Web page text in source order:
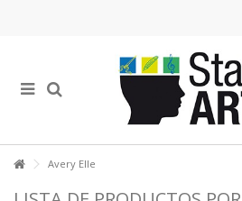
Avery Elle